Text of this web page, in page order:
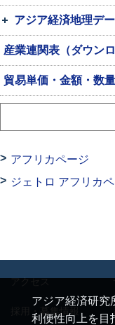
アジア経済地理デ
産業連関表（ダウンロ
貿易単価・金額・数
アフリカページ
ジェトロ アフリカ
アジア経済研究
利便性向上を目
アクセス
採用・募集情報